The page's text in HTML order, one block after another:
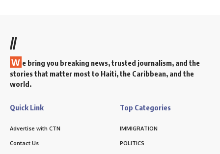
//
W e bring you breaking news, trusted journalism, and the
stories that matter most to Haiti, the Caribbean, and the
world.
Quick Link
Advertise with CTN
Contact Us
Top Categories
IMMIGRATION
POLITICS